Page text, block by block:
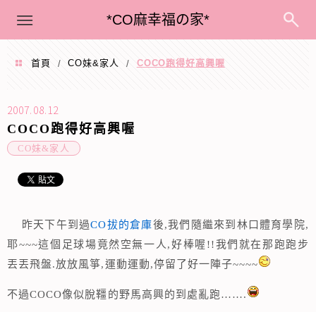
*CO麻幸福の家*
menu
首頁 / CO妹&家人 / COCO跑得好高興喔
2007.08.12
COCO跑得好高興喔
CO妹&家人
昨天下午到過CO拔的倉庫後,我們隨繼來到林口體育學院,
耶~~~這個足球場竟然空無一人,好棒喔!!我們就在那跑跑步
丟丟飛盤.放放風箏,運動運動,停留了好一陣子~~~~
不過COCO像似脫韁的野馬高興的到處亂跑…….